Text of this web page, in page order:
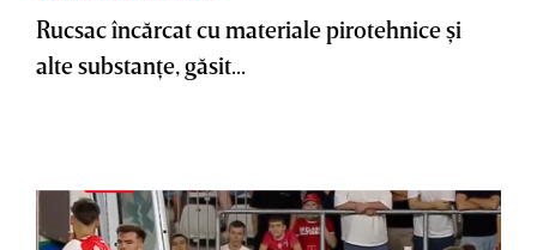
Rucsac încărcat cu materiale pirotehnice şi
alte substanţe, găsit...